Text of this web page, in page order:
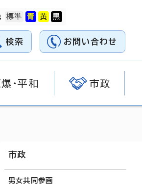
検索 お問い合わせ
・平和 市政
市政
男女共同参画